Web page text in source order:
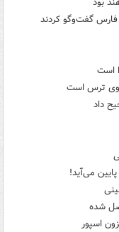
فارس گفت‌وگو کردند
است
روی ترس است
داد
می‌آید!
شده
اسپور